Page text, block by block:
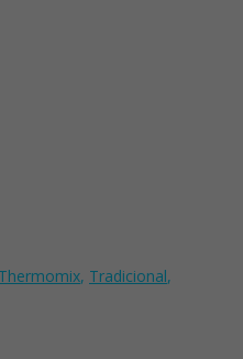
Thermomix, Tradicional,